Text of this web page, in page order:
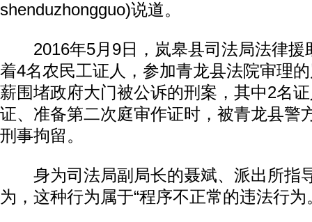
shenduzhongguo)说道。
2016年5月9日，岚皋县司法局法律援
着4名农民工证人，参加青龙县法院审理
薪围堵政府大门被公诉的刑案，其中2名
证、准备第二次庭审作证时，被青龙县警
刑事拘留。
身为司法局副局长的聂斌、派出所指
为，这种行为属于“程序不正常的违法行为